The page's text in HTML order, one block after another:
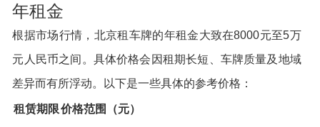
年租金
根据市场行情，北京租车牌的年租金大致在8000元至5万
元人民币之间。具体价格会因租期长短、车牌质量及地域
差异而有所浮动。以下是一些具体的参考价格：
租赁期限 价格范围（元）